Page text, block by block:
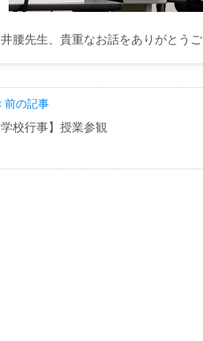
井腰先生、貴重なお話をありがとうご
前の記事
学校行事】授業参観